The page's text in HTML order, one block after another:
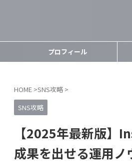
プロフィール
HOME >SNS攻略 >
SNS攻略
【2025年最新版】
成果を出せる運用